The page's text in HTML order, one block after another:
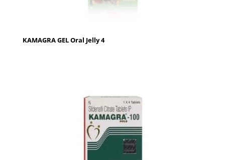
KAMAGRA GEL Oral Jelly 4